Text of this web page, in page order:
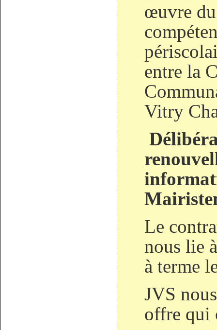
œuvre
entre la
Vitry
Le
nous lie
à terme
JVS
offre qui